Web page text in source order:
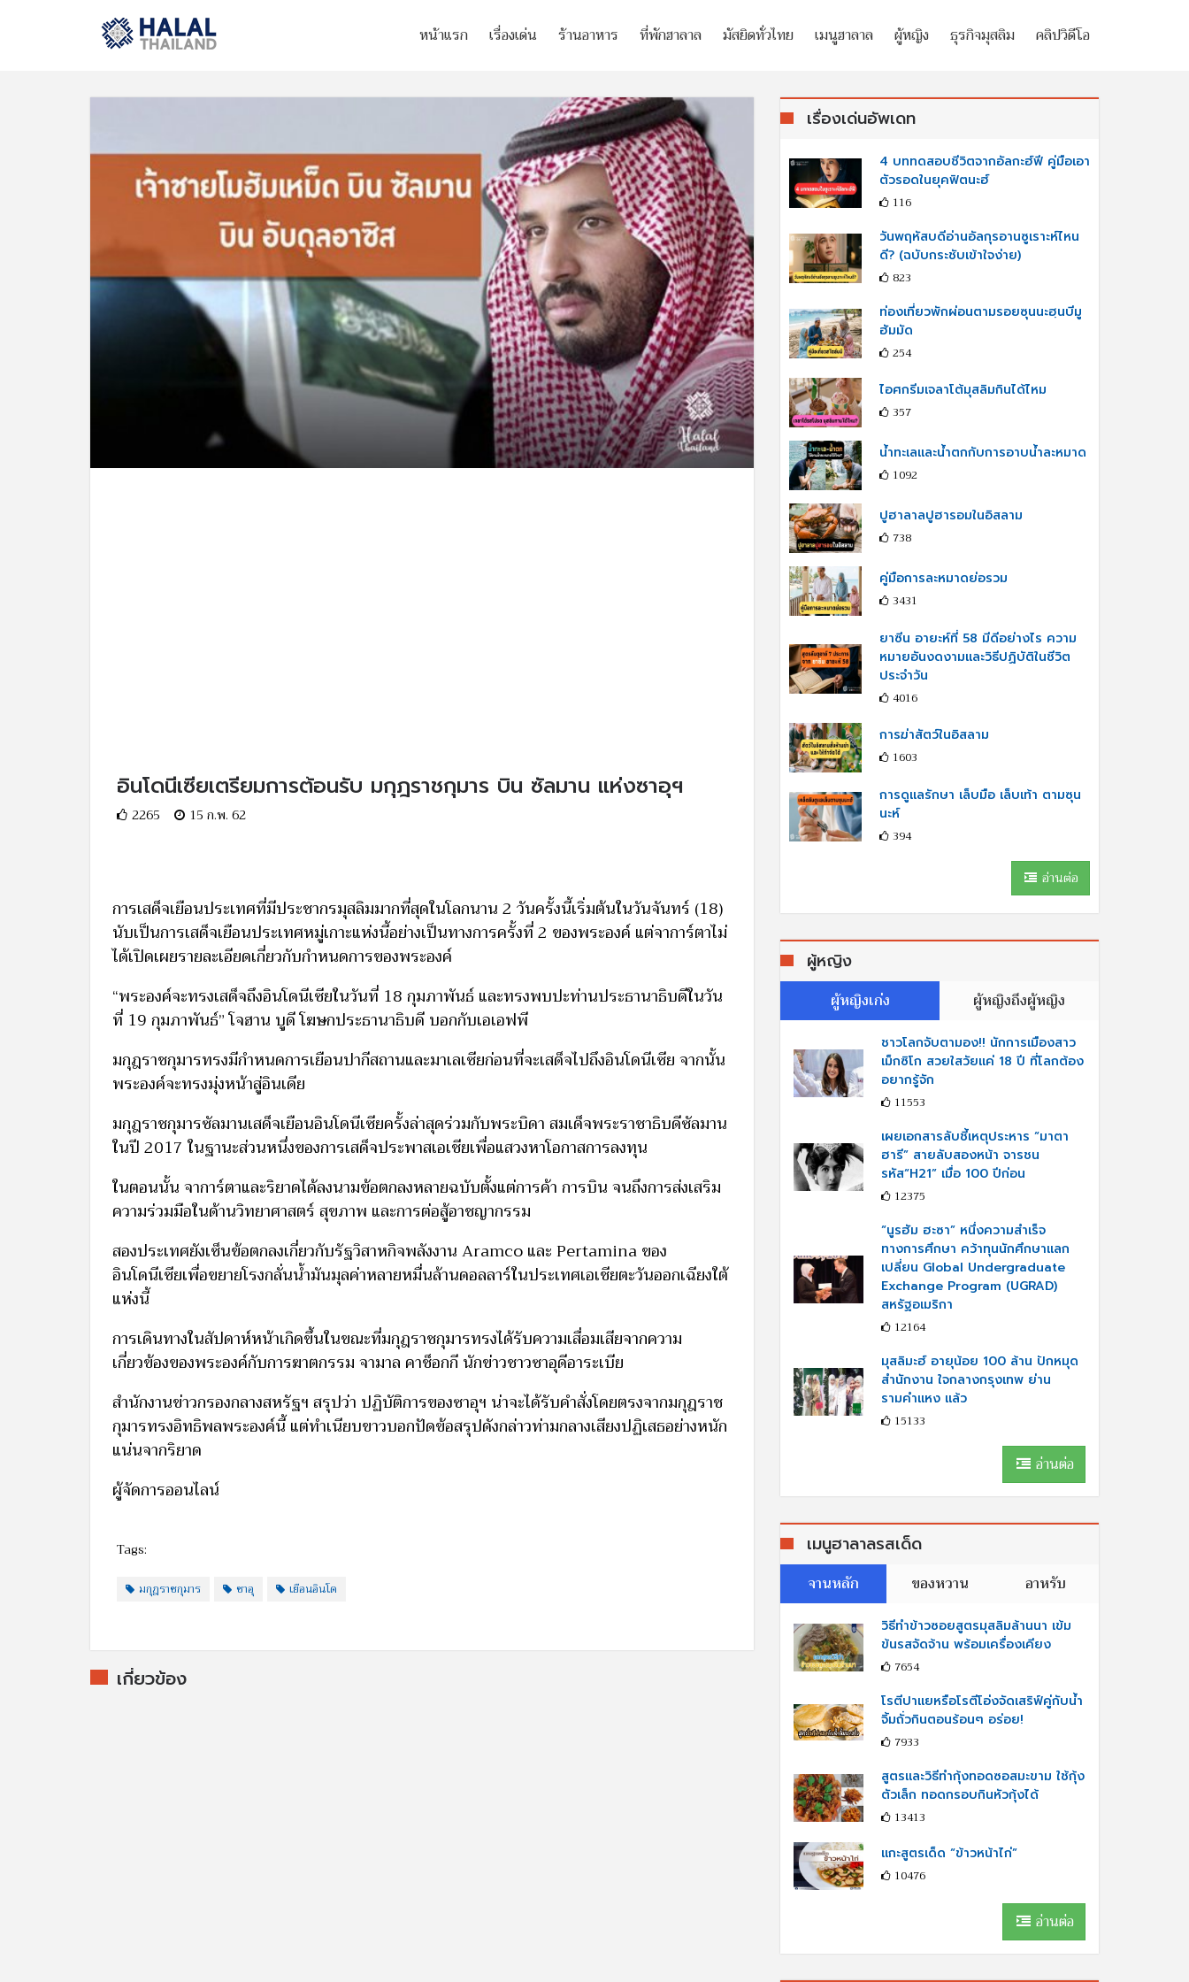
หน้าแรก เรื่องเด่น ร้านอาหาร ที่พักฮาลาล มัสยิดทั่วไทย เมนูฮาลาล ผู้หญิง ธุรกิจมุสลิม คลิปวิดีโอ
อินโดนีเซียเตรียมการต้อนรับ มกุฎราชกุมาร บิน ซัลมาน แห่งซาอุฯ
2265 15 ก.พ. 62
การเสด็จเยือนประเทศที่มีประชากรมุสลิมมากที่สุดในโลกนาน 2 วันครั้งนี้เริ่มต้นในวันจันทร์ (18)
นับเป็นการเสด็จเยือนประเทศหมู่เกาะแห่งนี้อย่างเป็นทางการครั้งที่ 2 ของพระองค์ แต่จาการ์ตาไม่
ได้เปิดเผยรายละเอียดเกี่ยวกับกำหนดการของพระองค์
“พระองค์จะทรงเสด็จถึงอินโดนีเซียในวันที่ 18 กุมภาพันธ์ และทรงพบปะท่านประธานาธิบดีในวัน
ที่ 19 กุมภาพันธ์” โจฮาน บูดี โฆษกประธานาธิบดี บอกกับเอเอฟพี
มกุฎราชกุมารทรงมีกำหนดการเยือนปากีสถานและมาเลเซียก่อนที่จะเสด็จไปถึงอินโดนีเซีย จากนั้น
พระองค์จะทรงมุ่งหน้าสู่อินเดีย
มกุฎราชกุมารซัลมานเสด็จเยือนอินโดนีเซียครั้งล่าสุดร่วมกับพระบิดา สมเด็จพระราชาธิบดีซัลมาน
ในปี 2017 ในฐานะส่วนหนึ่งของการเสด็จประพาสเอเชียเพื่อแสวงหาโอกาสการลงทุน
ในตอนนั้น จาการ์ตาและริยาดได้ลงนามข้อตกลงหลายฉบับตั้งแต่การค้า การบิน จนถึงการส่งเสริม
ความร่วมมือในด้านวิทยาศาสตร์ สุขภาพ และการต่อสู้อาชญากรรม
สองประเทศยังเซ็นข้อตกลงเกี่ยวกับรัฐวิสาหกิจพลังงาน Aramco และ Pertamina ของ
อินโดนีเซียเพื่อขยายโรงกลั่นน้ำมันมุลค่าหลายหมื่นล้านดอลลาร์ในประเทศเอเชียตะวันออกเฉียงใต้
แห่งนี้
การเดินทางในสัปดาห์หน้าเกิดขึ้นในขณะที่มกุฎราชกุมารทรงได้รับความเสื่อมเสียจากความ
เกี่ยวข้องของพระองค์กับการฆาตกรรม จามาล คาช็อกกี นักข่าวชาวซาอุดีอาระเบีย
สำนักงานข่าวกรองกลางสหรัฐฯ สรุปว่า ปฏิบัติการของซาอุฯ น่าจะได้รับคำสั่งโดยตรงจากมกุฎราช
กุมารทรงอิทธิพลพระองค์นี้ แต่ทำเนียบขาวบอกปัดข้อสรุปดังกล่าวท่ามกลางเสียงปฏิเสธอย่างหนัก
แน่นจากริยาด
ผู้จัดการออนไลน์
Tags:
มกุฎราชกุมาร ซาอุ เยือนอินโด
เกี่ยวข้อง
เรื่องเด่นอัพเดท
4 บททดสอบชีวิตจากอัลกะฮ์ฟี คู่มือเอา
ตัวรอดในยุคฟิตนะฮ์
116
วันพฤหัสบดีอ่านอัลกุรอานซูเราะห์ไหน
ดี? (ฉบับกระชับเข้าใจง่าย)
823
ท่องเที่ยวพักผ่อนตามรอยซุนนะฮฺนบีมู
ฮัมมัด
254
ไอศกรีมเจลาโต้มุสลิมกินได้ไหม
357
น้ำทะเลและน้ำตกกับการอาบน้ำละหมาด
1092
ปูฮาลาลปูฮารอมในอิสลาม
738
คู่มือการละหมาดย่อรวม
3431
ยาซีน อายะห์ที่ 58 มีดีอย่างไร ความ
หมายอันงดงามและวิธีปฏิบัติในชีวิต
ประจำวัน
4016
การฆ่าสัตว์ในอิสลาม
1603
การดูแลรักษา เล็บมือ เล็บเท้า ตามซุน
นะห์
394
อ่านต่อ
ผู้หญิง
ผู้หญิงเก่ง
ผู้หญิงถึงผู้หญิง
ชาวโลกจับตามอง!! นักการเมืองสาว
เม็กซิโก สวยใสวัยแค่ 18 ปี ที่โลกต้อง
อยากรู้จัก
11553
เผยเอกสารลับชี้เหตุประหาร “มาตา
ฮารี” สายลับสองหน้า จารชน
รหัส“H21” เมื่อ 100 ปีก่อน
12375
“นูรฮัม ฮะซา” หนึ่งความสำเร็จ
ทางการศึกษา คว้าทุนนักศึกษาแลก
เปลี่ยน Global Undergraduate
Exchange Program (UGRAD)
สหรัฐอเมริกา
12164
มุสลิมะฮ์ อายุน้อย 100 ล้าน ปักหมุด
สำนักงาน ใจกลางกรุงเทพ ย่าน
รามคำแหง แล้ว
15133
อ่านต่อ
เมนูฮาลาลรสเด็ด
จานหลัก
ของหวาน อาหรับ
วิธีทำข้าวซอยสูตรมุสลิมล้านนา เข้ม
ข้นรสจัดจ้าน พร้อมเครื่องเคียง
7654
โรตีปาแยหรือโรตีโอ่งจัดเสริฟ์คู่กับนํ้า
จิ้มถั่วกินตอนร้อนๆ อร่อย!
7933
สูตรและวิธีทำกุ้งทอดซอสมะขาม ใช้กุ้ง
ตัวเล็ก ทอดกรอบกินหัวกุ้งได้
13413
แกะสูตรเด็ด “ข้าวหน้าไก่”
10476
อ่านต่อ